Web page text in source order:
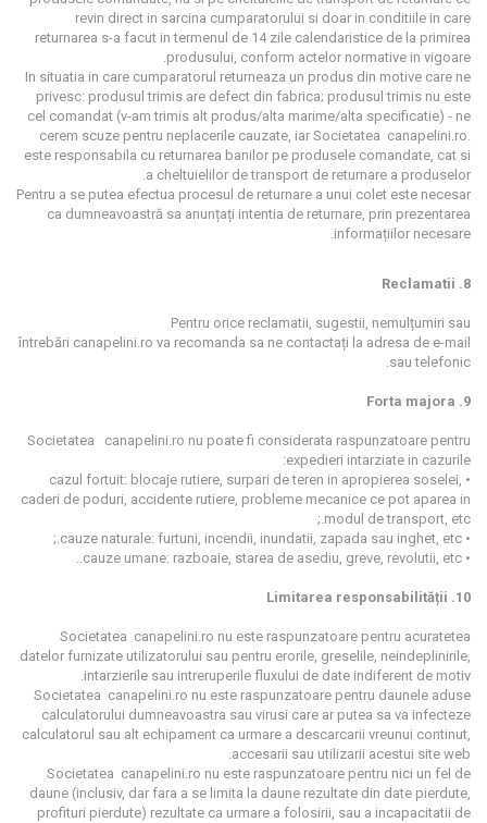
revin direct in sarcina cumparatorului si doar in conditiile in care
returnarea s-a facut in termenul de 14 zile calendaristice de la primirea
produsului, conform actelor normative in vigoare.
In situatia in care cumparatorul returneaza un produs din motive care ne
privesc: produsul trimis are defect din fabrica; produsul trimis nu este
cel comandat (v-am trimis alt produs/alta marime/alta specificatie) - ne
cerem scuze pentru neplacerile cauzate, iar Societatea canapelini.ro.
este responsabila cu returnarea banilor pe produsele comandate, cat si
a cheltuielilor de transport de returnare a produselor.
Pentru a se putea efectua procesul de returnare a unui colet este necesar
ca dumneavoastră sa anunțați intentia de returnare, prin prezentarea
informațiilor necesare.
8. Reclamatii
Pentru orice reclamatii, sugestii, nemulțumiri sau
întrebări canapelini.ro va recomanda sa ne contactați la adresa de e-mail
sau telefonic.
9. Forta majora
Societatea canapelini.ro nu poate fi considerata raspunzatoare pentru
expedieri intarziate in cazurile:
• cazul fortuit: blocaje rutiere, surpari de teren in apropierea soselei,
caderi de poduri, accidente rutiere, probleme mecanice ce pot aparea in
modul de transport, etc.;
• cauze naturale: furtuni, incendii, inundatii, zapada sau inghet, etc.;
• cauze umane: razboaie, starea de asediu, greve, revolutii, etc..
10. Limitarea responsabilității
Societatea canapelini.ro nu este raspunzatoare pentru acuratetea
datelor furnizate utilizatorului sau pentru erorile, greselile, neindeplinirile,
intarzierile sau intreruperile fluxului de date indiferent de motiv.
Societatea canapelini.ro nu este raspunzatoare pentru daunele aduse
calculatorului dumneavoastra sau virusi care ar putea sa va infecteze
calculatorul sau alt echipament ca urmare a descarcarii vreunui continut,
accesarii sau utilizarii acestui site web.
Societatea canapelini.ro nu este raspunzatoare pentru nici un fel de
daune (inclusiv, dar fara a se limita la daune rezultate din date pierdute,
profituri pierdute) rezultate ca urmare a folosirii, sau a incapacitatii de